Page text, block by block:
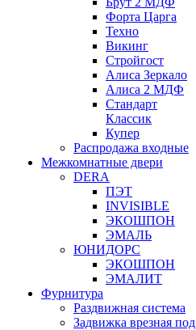
Форта Царга
Техно
Викинг
Стройгост
Алиса Зеркало
Алиса 2 МДФ
Стандарт
Классик
Купер
Распродажа входные
Межкомнатные двери
DERA
ПЭТ
INVISIBLE
ЭКОШПОН
ЭМАЛЬ
ЮНИДОРС
ЭКОШПОН
ЭМАЛИТ
Фурнитура
Раздвижная система
Задвижка врезная под